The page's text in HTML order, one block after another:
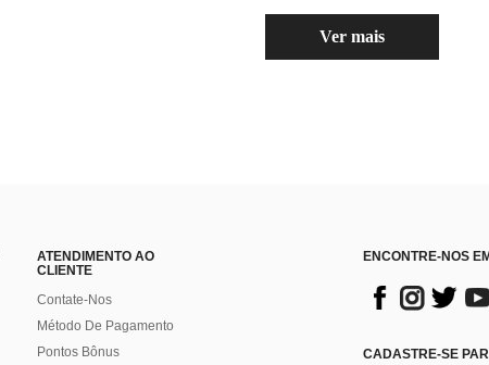
Ver mais
ATENDIMENTO AO
CLIENTE
Contate-Nos
Método De Pagamento
Pontos Bônus
ENCONTRE-NOS EM
CADASTRE-SE